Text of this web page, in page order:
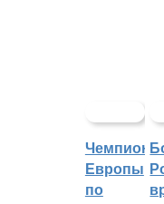
Европы
по